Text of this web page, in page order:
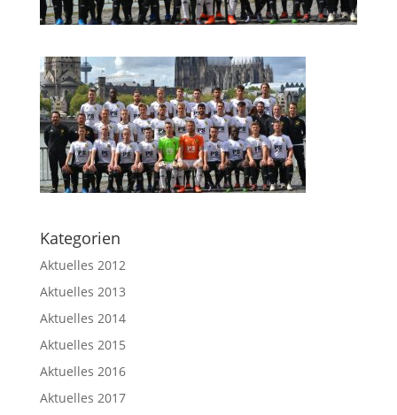
Kategorien
Aktuelles 2012
Aktuelles 2013
Aktuelles 2014
Aktuelles 2015
Aktuelles 2016
Aktuelles 2017